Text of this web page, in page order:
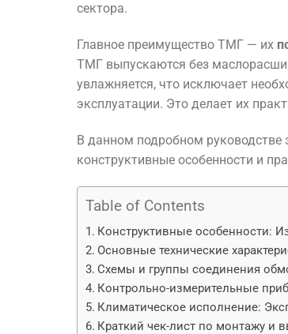
сектора.
Главное преимущество ТМГ — их
ТМГ выпускаются без
увлажняется, что исключает
эксплуатации. Это делает их
В данном подробном руководстве
конструктивные особенности и
Table of Contents
Конструктивные особенности:
Основные технические
Схемы и группы соединения
Контрольно-измерительные
Климатическое исполнение:
Краткий чек-лист по монтажу и